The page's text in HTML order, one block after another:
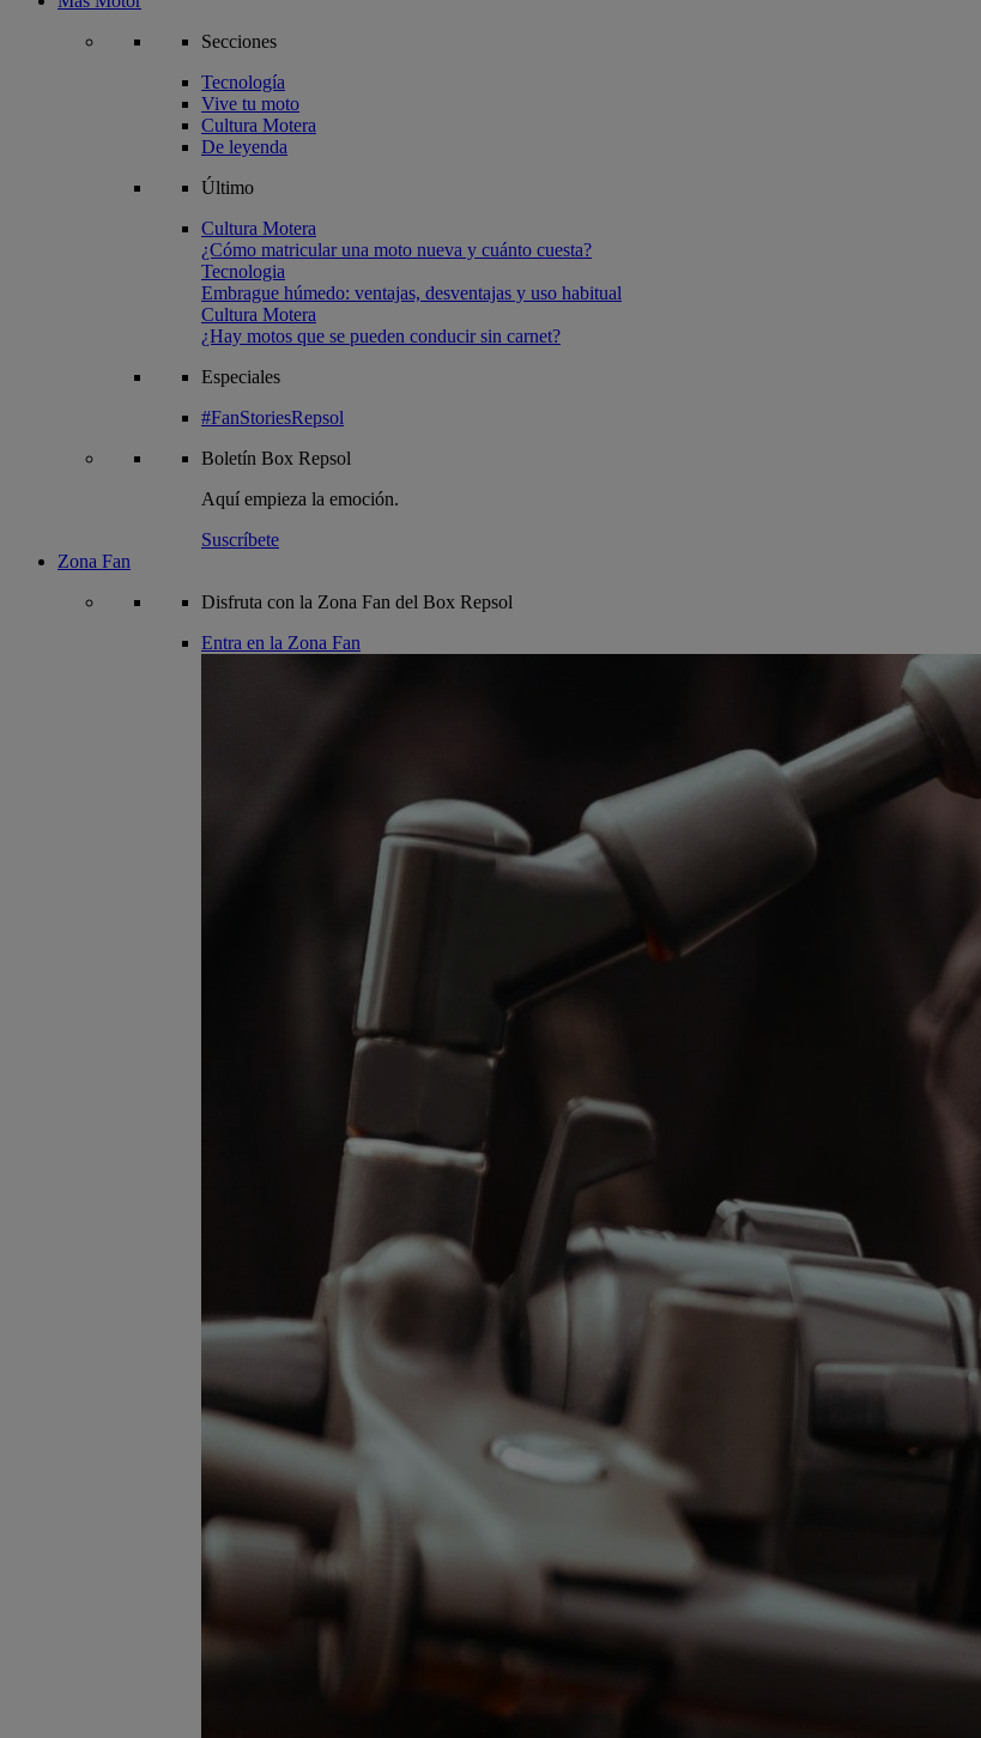
Secciones
Tecnología
Vive tu moto
Cultura Motera
De leyenda
Último
Cultura Motera
¿Cómo matricular una moto nueva y cuánto cuesta?
Tecnologia
Embrague húmedo: ventajas, desventajas y uso habitual
Cultura Motera
¿Hay motos que se pueden conducir sin carnet?
Especiales
#FanStoriesRepsol
Boletín Box Repsol
Aquí empieza la emoción.
Suscríbete
Zona Fan
Disfruta con la Zona Fan del Box Repsol
Entra en la Zona Fan